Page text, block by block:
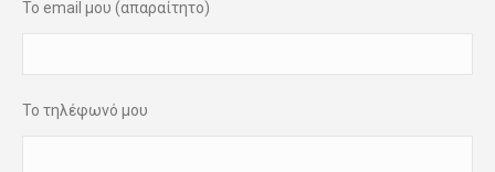
Το email μου (απαραίτητο)
Το τηλέφωνό μου